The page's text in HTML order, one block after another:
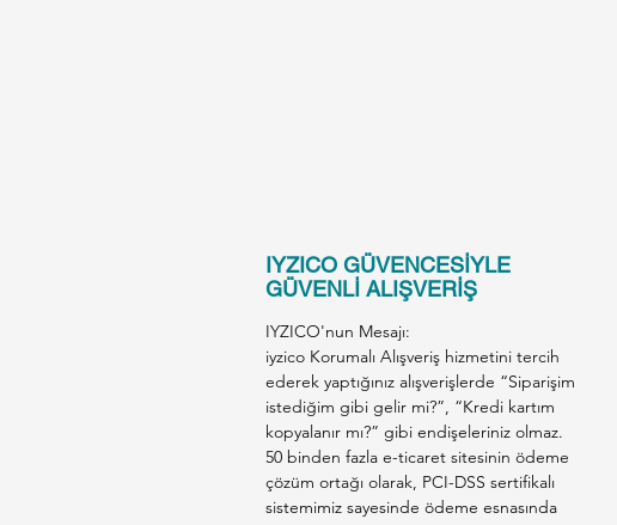
IYZICO GÜVENCESİYLE
GÜVENLİ ALIŞVERİŞ
IYZICO'nun Mesajı:
iyzico Korumalı Alışveriş hizmetini tercih
ederek yaptığınız alışverişlerde “Siparişim
istediğim gibi gelir mi?”, “Kredi kartım
kopyalanır mı?” gibi endişeleriniz olmaz.
50 binden fazla e-ticaret sitesinin ödeme
çözüm ortağı olarak, PCI-DSS sertifikalı
sistemimiz sayesinde ödeme esnasında